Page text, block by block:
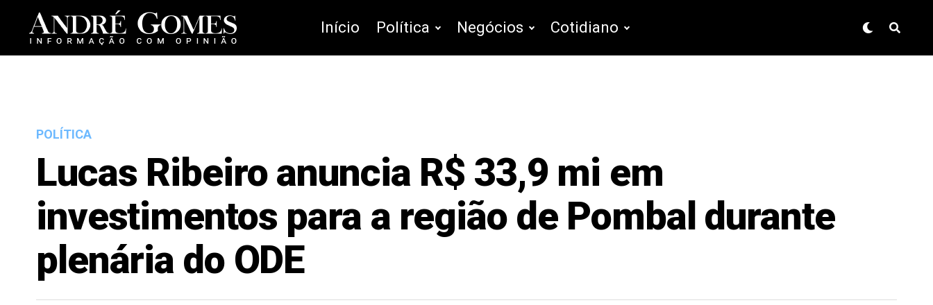
Início Política Negócios Cotidiano
POLÍTICA
Lucas Ribeiro anuncia R$ 33,9 mi em
investimentos para a região de Pombal durante
plenária do ODE